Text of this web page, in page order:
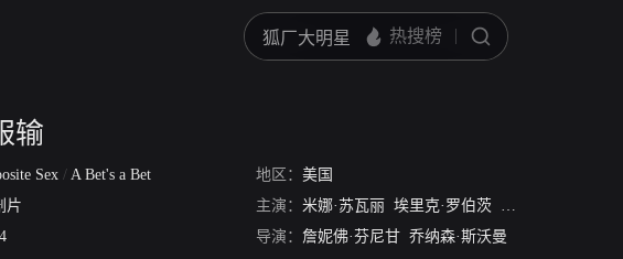
输
Sex / A Bet's a Bet 地区： 美国
片 主演： 米娜·苏瓦丽 埃里克·罗伯茨 克里斯汀·肯诺恩斯
导演： 詹妮佛·芬尼甘 乔纳森·斯沃曼